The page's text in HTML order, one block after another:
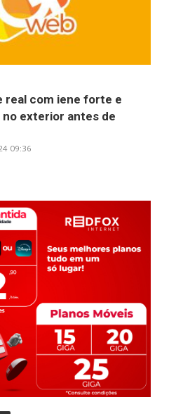
real com iene forte e
no exterior antes de
09:36